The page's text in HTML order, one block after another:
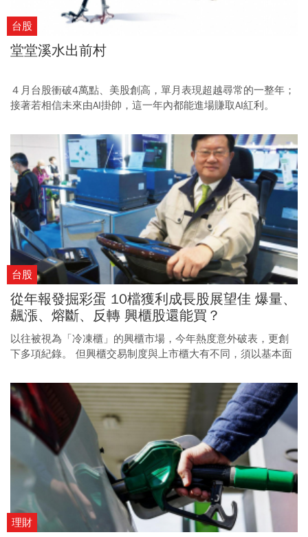
台股
堂堂溪水出前村
４月台股衝破4萬點、美股創高，單月表現超越尋常的一整年；
接著若相信未來由AI掛帥，這一年內都能進場賺取AI紅利。
台股
從年報發掘彩蛋 10檔獲利成長股展望佳 爆量、
飆漲、熔斷、反轉 興櫃股還能買？
以往被視為「冷凍櫃」的興櫃市場，今年熱度意外破表，更創
下多項紀錄。 但興櫃交易制度與上市櫃大有不同，須以基本面
理財